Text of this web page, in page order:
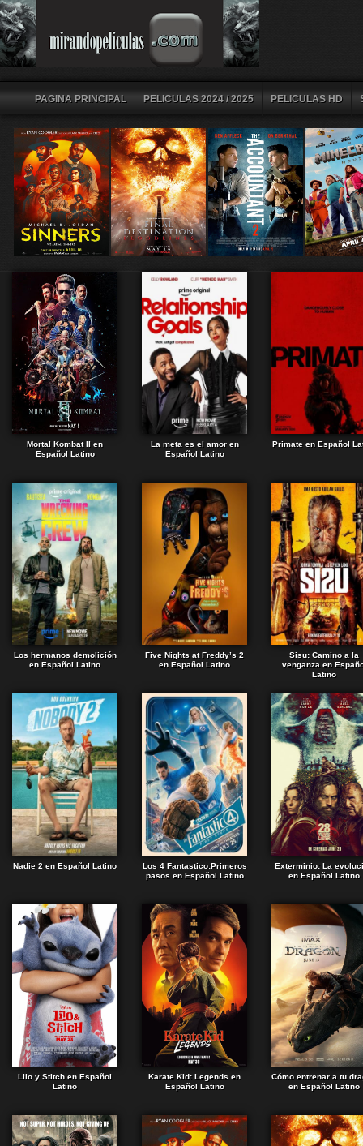
PAGINA PRINCIPAL PELICULAS 2024 / 2025 PELICULAS HD
Mortal Kombat II en
Español Latino
La meta es el amor en
Español Latino
Primate en Español
Los hermanos demolición
en Español Latino
Five Nights at Freddy’s 2
en Español Latino
Sisu: Camino a la
venganza en
Latino
Nadie 2 en Español Latino
Los 4 Fantastico:Primeros
pasos en Español Latino
Exterminio: La
en Español Latino
Lilo y Stitch en Español
Latino
Karate Kid: Legends en
Español Latino
Cómo entrenar a tu
en Español Latino